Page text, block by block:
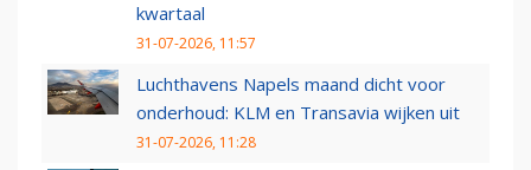
kwartaal
31-07-2026, 11:57
Luchthavens Napels maand dicht voor
onderhoud: KLM en Transavia wijken uit
31-07-2026, 11:28